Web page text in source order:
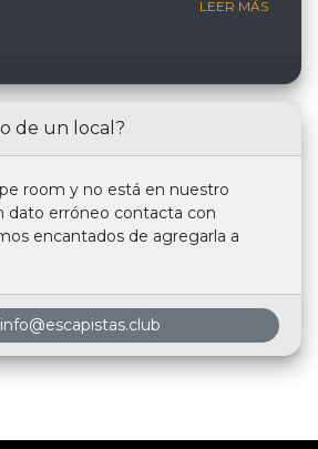
LEER MÁS
de un local?
room y no está en nuestro
dato erróneo contacta con
encantados de agregarla a
info@escapistas.club